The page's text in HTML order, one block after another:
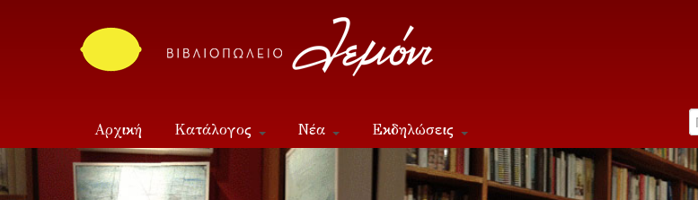
Αρχική Κατάλογος Νέα Εκδηλώσεις
Επικοινωνία